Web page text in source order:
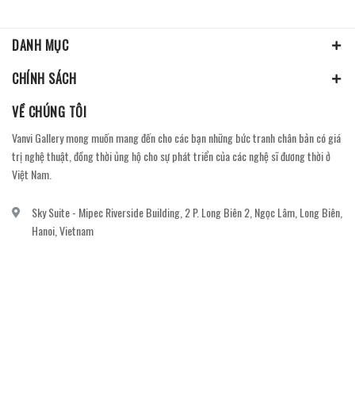
DANH MỤC
CHÍNH SÁCH
VỀ CHÚNG TÔI
Vanvi Gallery mong muốn mang đến cho các bạn những bức tranh chân bản có giá
trị nghệ thuật, đồng thời ủng hộ cho sự phát triển của các nghệ sĩ đương thời ở
Việt Nam.
Sky Suite - Mipec Riverside Building, 2 P. Long Biên 2, Ngọc Lâm, Long Biên,
Hanoi, Vietnam